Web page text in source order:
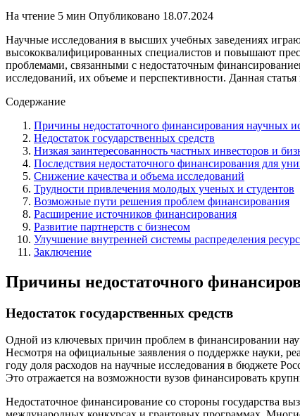
На чтение 5 мин Опубликовано 18.07.2024
Научные исследования в высших учебных заведениях
высококвалифицированных специалистов и повышают
проблемами, связанными с недостаточным
исследований, их объеме и перспективности. Данная
Содержание
Причины недостаточного финансирования научных
Недостаток государственных средств
Низкая заинтересованность частных инвесторов и
Последствия недостаточного финансирования для
Снижение качества и объема исследований
Трудности привлечения молодых ученых и студентов
Возможные пути решения проблем финансирования
Расширение источников финансирования
Развитие партнерств с бизнесом
Улучшение внутренней системы распределения
Заключение
Причины недостаточного
Недостаток государственных средств
Одной из ключевых причин проблем в финансировании
Несмотря на официальные заявления о поддержке науки,
году доля расходов на научные исследования в бюджете
Это отражается на возможности вузов финансировать
Недостаточное финансирование со стороны государства